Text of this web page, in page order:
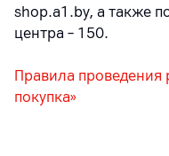
shop.a1.by, а также
центра – 150.
Правила проведения
покупка»